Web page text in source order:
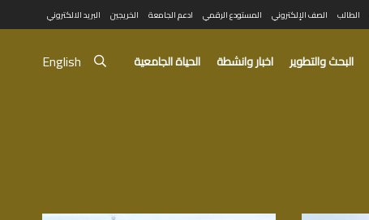
الطالب الصف الإلكتروني المستودع الرقمي ادعم الجامعة الخريجين البريد الالكتروني
البحث والتطوير اخبار وانشطة الحياة الجامعية English